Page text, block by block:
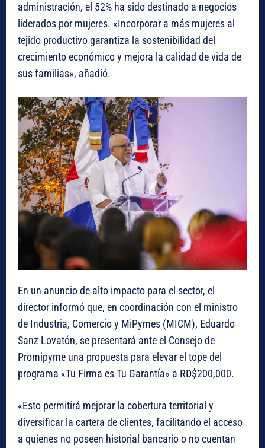
administración, el 52% ha sido destinado a negocios
liderados por mujeres. «Incorporar a más mujeres al
tejido productivo garantiza la sostenibilidad del
crecimiento económico y mejora la calidad de vida de
sus familias», añadió.
En un anuncio de alto impacto para el sector, el
director informó que, en coordinación con el ministro
de Industria, Comercio y MiPymes (MICM), Eduardo
Sanz Lovatón, se presentará ante el Consejo de
Promipyme una propuesta para elevar el tope del
programa «Tu Firma es Tu Garantía» a RD$200,000.
«Esto permitirá mejorar la cobertura territorial y
diversificar la cartera de clientes, facilitando el acceso
a quienes no poseen historial bancario o no cuentan